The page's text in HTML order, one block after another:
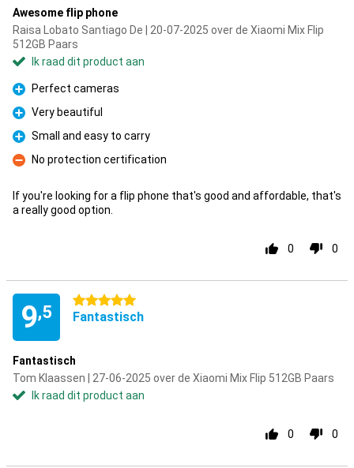
Awesome flip phone
Raisa Lobato Santiago De | 20-07-2025 over de Xiaomi Mix Flip
512GB Paars
Ik raad dit product aan
Pluspunt
Perfect cameras
Pluspunt
Very beautiful
Pluspunt
Small and easy to carry
Minpunt
No protection certification
If you're looking for a flip phone that's good and affordable, that's
a really good option.
0 0
9,5
5 sterren
Fantastisch
Fantastisch
Tom Klaassen | 27-06-2025 over de Xiaomi Mix Flip 512GB Paars
Ik raad dit product aan
0 0